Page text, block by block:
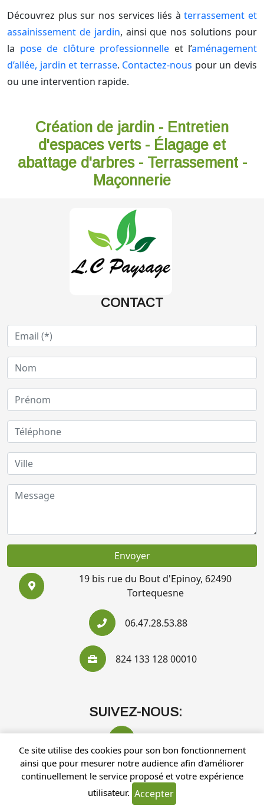
Découvrez plus sur nos services liés àterrassement et
assainissement de jardin, ainsi que nos solutions pour
la pose de clôture professionnelle et l’aménagement
d’allée, jardin et terrasse. Contactez-nous pour un devis
ou une intervention rapide.
Création de jardin - Entretien
d'espaces verts - Élagage et
abattage d'arbres - Terrassement -
Maçonnerie
CONTACT
Envoyer
19 bis rue du Bout d'Epinoy, 62490
Tortequesne
06.47.28.53.88
824 133 128 00010
SUIVEZ-NOUS:
Recherches fréquentes
Ce site utilise des cookies pour son bon fonctionnement
ainsi que pour mesurer notre audience afin d'améliorer
continuellement le service proposé et votre expérience
utilisateur. Accepter